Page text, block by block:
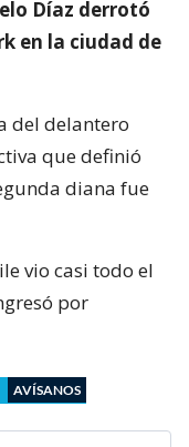
Díaz derrotó
en la ciudad de
del delantero
que definió
diana fue
vio casi todo el
por
AVÍSANOS